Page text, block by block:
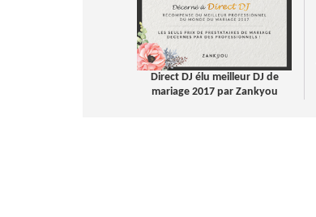
Direct DJ élu meilleur DJ de
mariage 2017 par Zankyou